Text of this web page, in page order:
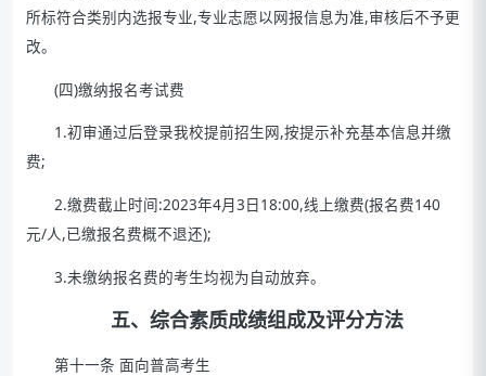
所标符合类别内选报专业,专业志愿以网报信息为准,审核后不予更
改。
(四)缴纳报名考试费
1.初审通过后登录我校提前招生网,按提示补充基本信息并缴
费;
2.缴费截止时间:2023年4月3日18:00,线上缴费(报名费140
元/人,已缴报名费概不退还);
3.未缴纳报名费的考生均视为自动放弃。
五、综合素质成绩组成及评分方法
第十一条 面向普高考生